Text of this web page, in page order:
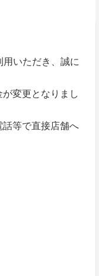
用いただき、誠に
変更となりまし
等で直接店舗へ